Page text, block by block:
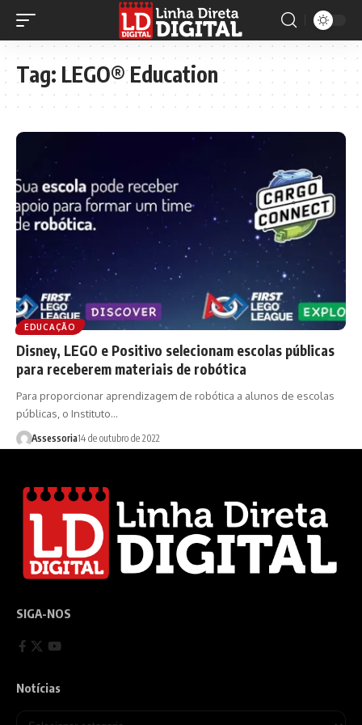
Tag: LEGO® Education
EDUCAÇÃO
Disney, LEGO e Positivo selecionam escolas públicas
para receberem materiais de robótica
Para proporcionar aprendizagem de robótica a alunos de escolas
públicas, o Instituto…
Assessoria14 de outubro de 2022
SIGA-NOS
Notícias